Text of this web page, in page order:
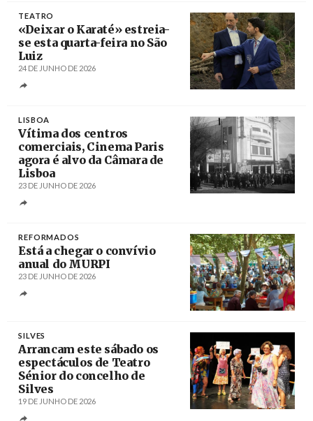
TEATRO
«Deixar o Karaté» estreia-
se esta quarta-feira no São
Luiz
24 DE JUNHO DE 2026
LISBOA
Vítima dos centros
comerciais, Cinema Paris
agora é alvo da Câmara de
Lisboa
23 DE JUNHO DE 2026
REFORMADOS
Está a chegar o convívio
anual do MURPI
23 DE JUNHO DE 2026
SILVES
Arrancam este sábado os
espectáculos de Teatro
Sénior do concelho de
Silves
19 DE JUNHO DE 2026